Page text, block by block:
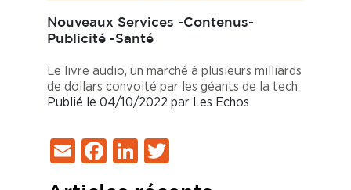
Nouveaux Services -Contenus-
Publicité -Santé
Le livre audio, un marché à plusieurs milliards
de dollars convoité par les géants de la tech
Publié le 04/10/2022 par Les Echos
EmailFacebook
LinkedIn